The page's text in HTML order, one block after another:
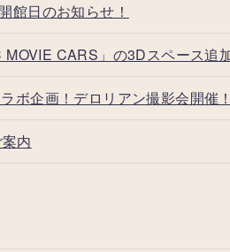
日のお知らせ！
CARS」の3Dスペース追
ボ企画！デロリアン撮影会開催
内